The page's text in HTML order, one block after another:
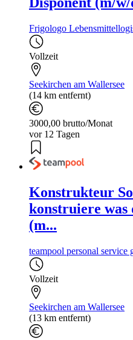
Frigologo
Vollzeit
Seekirchen am Wallersee
(14 km entfernt)
3000,00 brutto/Monat
vor 12 Tagen
Konstrukteur
konstruiere was
(m...
teampool personal service
Vollzeit
Seekirchen am Wallersee
(13 km entfernt)